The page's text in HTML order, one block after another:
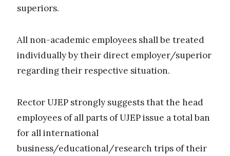
superiors.
All non-academic employees shall be treated
individually by their direct employer/superior
regarding their respective situation.
Rector UJEP strongly suggests that the head
employees of all parts of UJEP issue a total ban
for all international
business/educational/research trips of their